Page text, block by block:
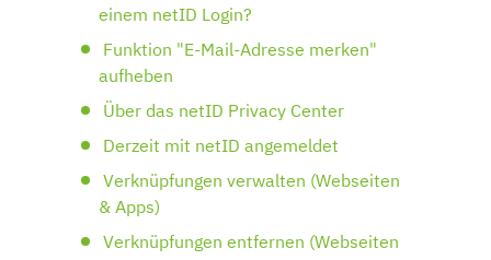
einem netID Login?
Funktion "E-Mail-Adresse merken"
aufheben
Über das netID Privacy Center
Derzeit mit netID angemeldet
Verknüpfungen verwalten (Webseiten
& Apps)
Verknüpfungen entfernen (Webseiten